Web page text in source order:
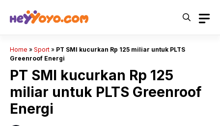
Home » Sport » PT SMI kucurkan Rp 125 miliar untuk PLTS
Greenroof Energi
PT SMI kucurkan Rp 125
miliar untuk PLTS Greenroof
Energi